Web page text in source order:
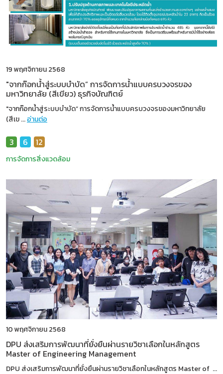
19 พฤศจิกายน 2568
"จากก๊อกน้ำสู่ระบบบำบัด” การจัดการน้ำแบบครบวงจรของ
มหาวิทยาลัย (สีเขียว) ธุรกิจบัณฑิตย์
"จากก๊อกน้ำสู่ระบบบำบัด” การจัดการน้ำแบบครบวงจรของมหาวิทยาลัย
(สีเข...อ่านต่อ
3 6 12
การจัดการสิ่งแวดล้อม
10 พฤศจิกายน 2568
DPU ส่งเสริมการพัฒนาที่ยั่งยืนผ่านรายวิชาเลือกในหลักสูตร
Master of Engineering Management
DPU ส่งเสริมการพัฒนาที่ยั่งยืนผ่านรายวิชาเลือกในหลักสูตร Master of ...